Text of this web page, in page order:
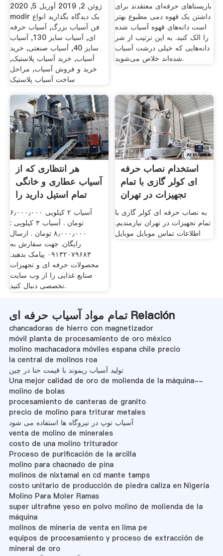
ژوئن 2, 2019 آوریل 5, 2020
modir یک دیدگاه بگذارید انواع
فن آسیاب بزرگ, آسیاب حرفه
ای, آسیاب سایز 130, آسیاب
سایز 40, آسیاب صنعتی, خرید
آسیاب, خرید آسیاب پلاستیک,
خرید و فروش آسیاب, مراحل
ساخت آسیاب پلاستیک
باریستاهای حرفه‌ای معتقدند برای
داشتن یک قهوه دمی مطبوع بهتر
است دانه‌های قهوه آسیاب شده
را الک کنید. به این ترتیب از شر
دانه‌هایی که خیلی درشت آسیاب
شده‌اند خلاص می‌شوید.
هر انتظاری که از
آسیاب عطاری و خانگی
تمام استیل دارید را
آسیاب ۲ کیلویی ۶٫۰۰۰٫۰۰۰
تومان . آسیاب ۳ کیلویی :
۸٫۰۰۰٫۰۰۰ تومان . ارسال
رایگان. جهت سفارش به
۰۹۱۳۲۰۷۹۶۸۳ پیامک بدهید.
محصولات حرفه ای و تجهیزات
صنایع غذایی را از وب سایت
تخصصی دنبال کنید.
استخدام نصاب حرفه
ای کولر گازی با تمام
تجهیزات در تهران
به نصاب حرفه ای کولر گازی با
تمام تجهیزات در تهران نیازمندیم.
اطلاعات تماس موبایل موبایل
تمام مواد آسیاب حرفه ای Relación
chancadoras de hierro con magnetizador
móvil planta de procesamiento de oro méxico
molino machacadora móviles espana chile precio
la central de molinos roa
تولید آسیاب ریموند با قیمت حنا در چین
Una mejor calidad de oro de molienda de la máquina--
molino de bolas
procesamiento de canteras de granito
precio de molino para triturar metales
آسیاب توپ در نیروگاه ها استفاده می شود
venta de molino de minerales
costo de una molino triturador
Proceso de purificación de la arcilla
molino para chacnado de pina
molinos de nixtamal en cd mante tamps
costo unitario de producción de piedra caliza en Nigeria
Molino Para Moler Ramas
super ultrafine yeso en polvo molino de molienda de la
máquina
molinos de mineria de venta en lima pe
equipos de procesamiento y proceso de extracción de
mineral de oro